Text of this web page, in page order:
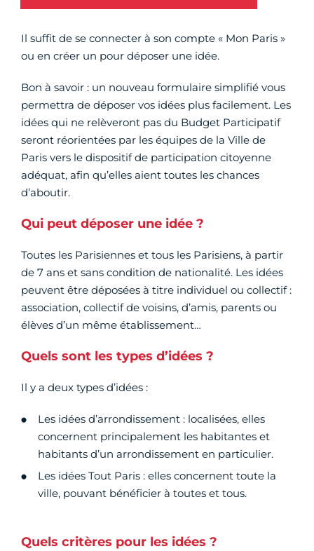
Il suffit de se connecter à son compte « Mon Paris »
ou en créer un pour déposer une idée.
Bon à savoir : un nouveau formulaire simplifié vous
permettra de déposer vos idées plus facilement. Les
idées qui ne relèveront pas du Budget Participatif
seront réorientées par les équipes de la Ville de
Paris vers le dispositif de participation citoyenne
adéquat, afin qu’elles aient toutes les chances
d’aboutir.
Qui peut déposer une idée ?
Toutes les Parisiennes et tous les Parisiens, à partir
de 7 ans et sans condition de nationalité. Les idées
peuvent être déposées à titre individuel ou collectif :
association, collectif de voisins, d’amis, parents ou
élèves d’un même établissement…
Quels sont les types d’idées ?
Il y a deux types d’idées :
Les idées d’arrondissement : localisées, elles
concernent principalement les habitantes et
habitants d’un arrondissement en particulier.
Les idées Tout Paris : elles concernent toute la
ville, pouvant bénéficier à toutes et tous.
Quels critères pour les idées ?